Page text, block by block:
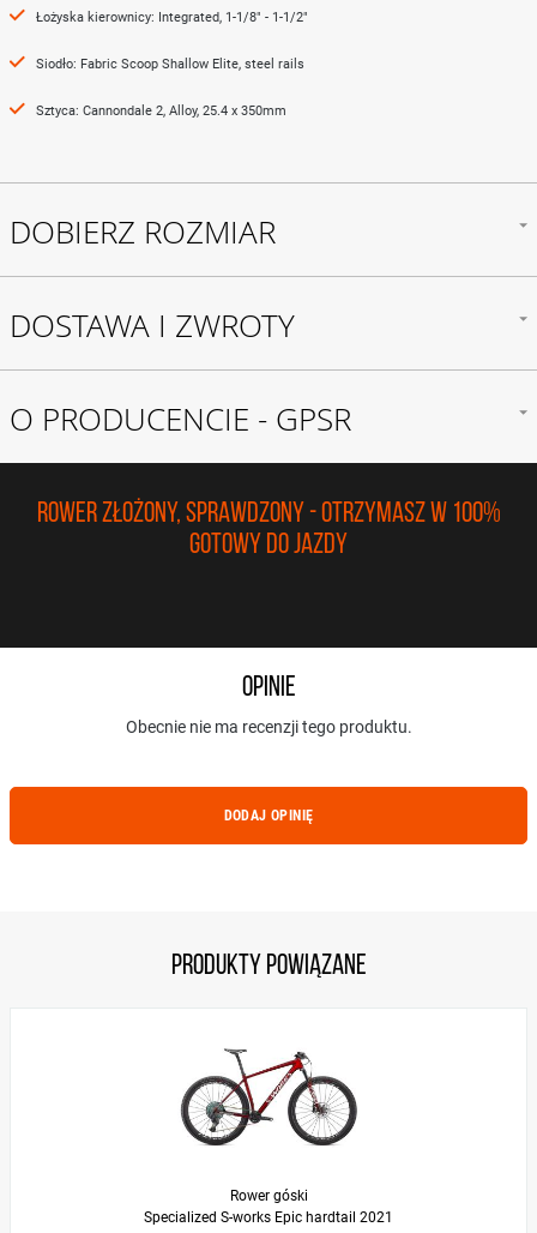
Łożyska kierownicy: Integrated, 1-1/8" - 1-1/2"
Siodło: Fabric Scoop Shallow Elite, steel rails
Sztyca: Cannondale 2, Alloy, 25.4 x 350mm
DOBIERZ ROZMIAR
DOSTAWA I ZWROTY
O PRODUCENCIE - GPSR
ROWER ZŁOŻONY, SPRAWDZONY - OTRZYMASZ W 100%
GOTOWY DO JAZDY
Opinie
Obecnie nie ma recenzji tego produktu.
DODAJ OPINIĘ
Produkty powiązane
Rower góski
Specialized S-works Epic hardtail 2021